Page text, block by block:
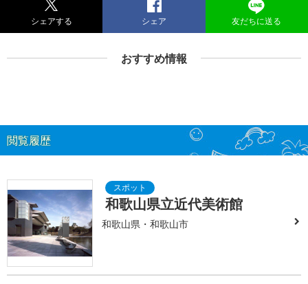
シェアする シェア 友だちに送る
おすすめ情報
閲覧履歴
和歌山県立近代美術館
和歌山県・和歌山市